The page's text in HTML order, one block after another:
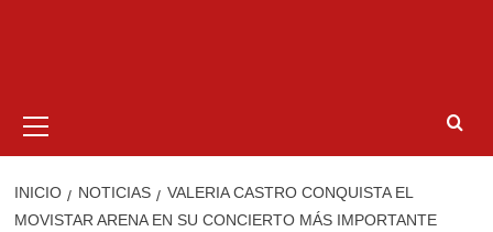
primario
INICIO NOTICIAS
VALERIA CASTRO CONQUISTA EL
MOVISTAR ARENA EN SU CONCIERTO MÁS IMPORTANTE